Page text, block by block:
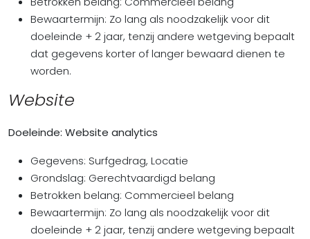
Bewaartermijn: Zo lang als noodzakelijk voor dit
doeleinde + 2 jaar, tenzij andere wetgeving bepaalt
dat gegevens korter of langer bewaard dienen te
worden.
Website
Doeleinde: Website analytics
Gegevens: Surfgedrag, Locatie
Grondslag: Gerechtvaardigd belang
Betrokken belang: Commercieel belang
Bewaartermijn: Zo lang als noodzakelijk voor dit
doeleinde + 2 jaar, tenzij andere wetgeving bepaalt